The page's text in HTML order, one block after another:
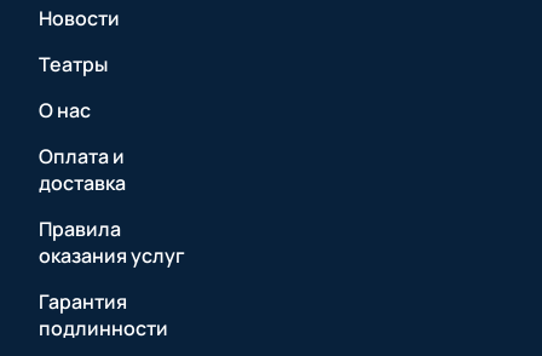
Новости
Театры
О нас
Оплата и
доставка
Правила
оказания услуг
Гарантия
подлинности